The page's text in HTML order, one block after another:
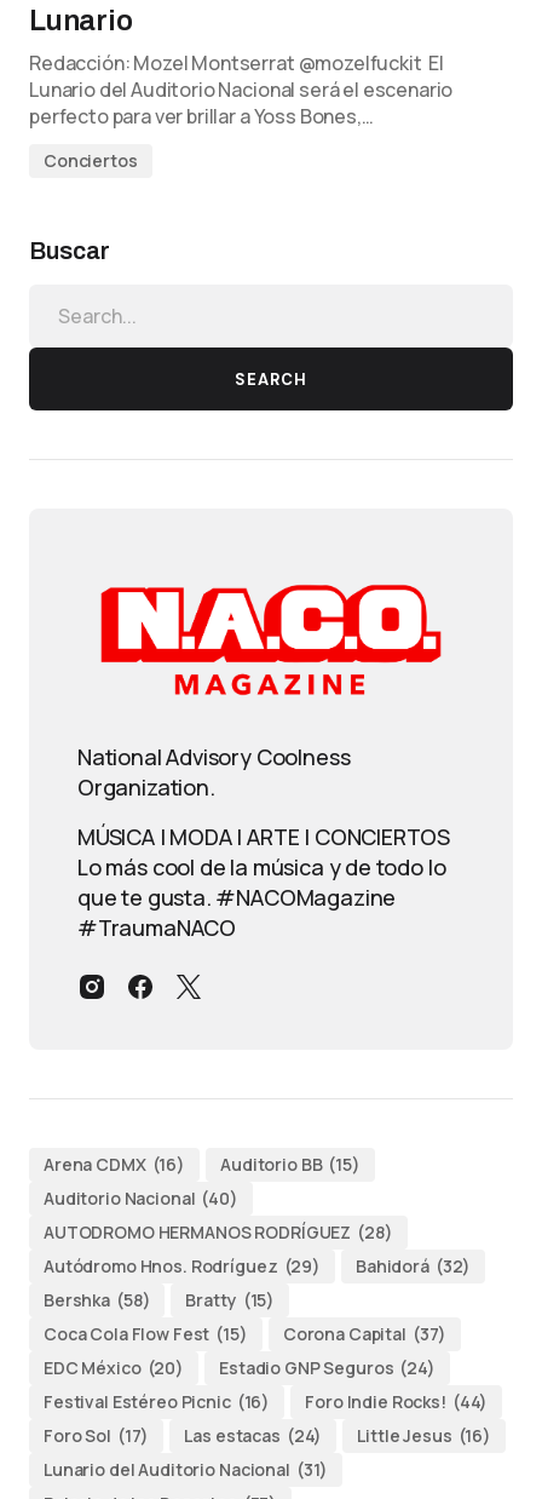
Lunario
Redacción: Mozel Montserrat @mozelfuckit El
Lunario del Auditorio Nacional será el escenario
perfecto para ver brillar a Yoss Bones,…
Conciertos
Buscar
SEARCH
National Advisory Coolness
Organization.
MÚSICA | MODA | ARTE | CONCIERTOS
Lo más cool de la música y de todo lo
que te gusta. #NACOMagazine
#TraumaNACO
Arena CDMX (16) Auditorio BB (15)
Auditorio Nacional (40)
AUTODROMO HERMANOS RODRÍGUEZ (28)
Autódromo Hnos. Rodríguez (29) Bahidorá (32)
Bershka (58) Bratty (15)
Coca Cola Flow Fest (15) Corona Capital (37)
EDC México (20) Estadio GNP Seguros (24)
Festival Estéreo Picnic (16) Foro Indie Rocks! (44)
Foro Sol (17) Las estacas (24) Little Jesus (16)
Lunario del Auditorio Nacional (31)